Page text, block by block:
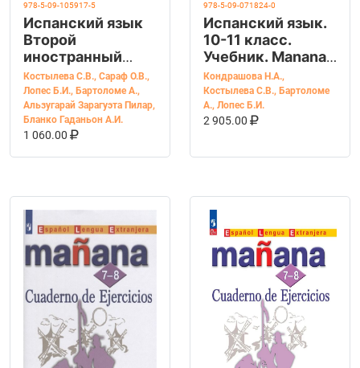
978-5-09-105917-5
Испанский язык
Второй
иностранный
язык 5-6 классы.
Сборник
упражнений
Костылева С.В.,
Сараф О.В., Лопес
Барбера И.
Костылева С.В., Сараф О.В.,
Лопес Б.И., Бартоломе А.,
Альзугарай Зарагуэта Пилар,
Бланко Гаданьон А.И.
1 060.00
В КОРЗИНУ
978-5-09-071824-0
Испанский язык.
10-11 класс.
Учебник. Manana
("Завтра").
Костылева С.В.
Кондрашова Н.А.,
Костылева С.В., Бартоломе
А., Лопес Б.И.
2 905.00
В КОРЗИНУ